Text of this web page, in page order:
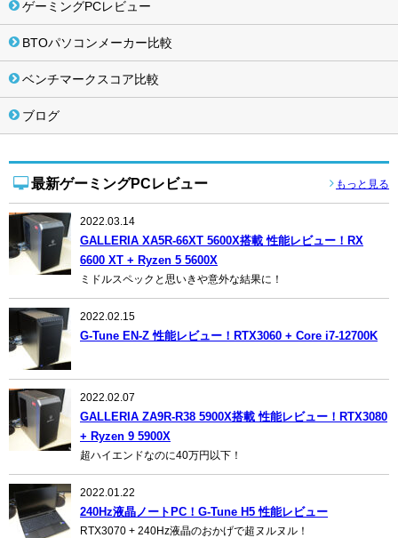
ゲーミングPCレビュー
BTOパソコンメーカー比較
ベンチマークスコア比較
ブログ
最新ゲーミングPCレビュー もっと見る
2022.03.14
GALLERIA XA5R-66XT 5600X搭載 性能レビュー！RX
6600 XT + Ryzen 5 5600X
ミドルスペックと思いきや意外な結果に！
2022.02.15
G-Tune EN-Z 性能レビュー！RTX3060 + Core i7-12700K
2022.02.07
GALLERIA ZA9R-R38 5900X搭載 性能レビュー！RTX3080
+ Ryzen 9 5900X
超ハイエンドなのに40万円以下！
2022.01.22
240Hz液晶ノートPC！G-Tune H5 性能レビュー
RTX3070 + 240Hz液晶のおかげで超ヌルヌル！